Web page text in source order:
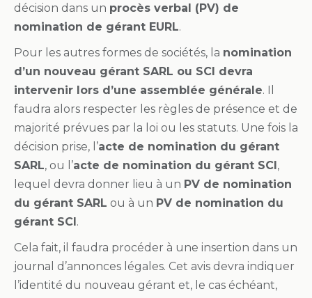
décision dans un procès verbal (PV) de
nomination de gérant EURL.
Pour les autres formes de sociétés, la nomination
d’un nouveau gérant SARL ou SCI devra
intervenir lors d’une assemblée générale. Il
faudra alors respecter les règles de présence et de
majorité prévues par la loi ou les statuts. Une fois la
décision prise, l’acte de nomination du gérant
SARL, ou l’acte de nomination du gérant SCI,
lequel devra donner lieu à un PV de nomination
du gérant SARL ou à un PV de nomination du
gérant SCI.
Cela fait, il faudra procéder à une insertion dans un
journal d’annonces légales. Cet avis devra indiquer
l’identité du nouveau gérant et, le cas échéant,